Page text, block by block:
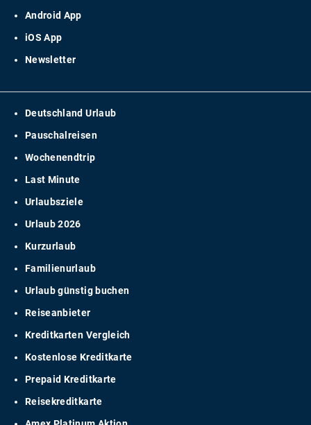
Android App
iOS App
Newsletter
Deutschland Urlaub
Pauschalreisen
Wochenendtrip
Last Minute
Urlaubsziele
Urlaub 2026
Kurzurlaub
Familienurlaub
Urlaub günstig buchen
Reiseanbieter
Kreditkarten Vergleich
Kostenlose Kreditkarte
Prepaid Kreditkarte
Reisekreditkarte